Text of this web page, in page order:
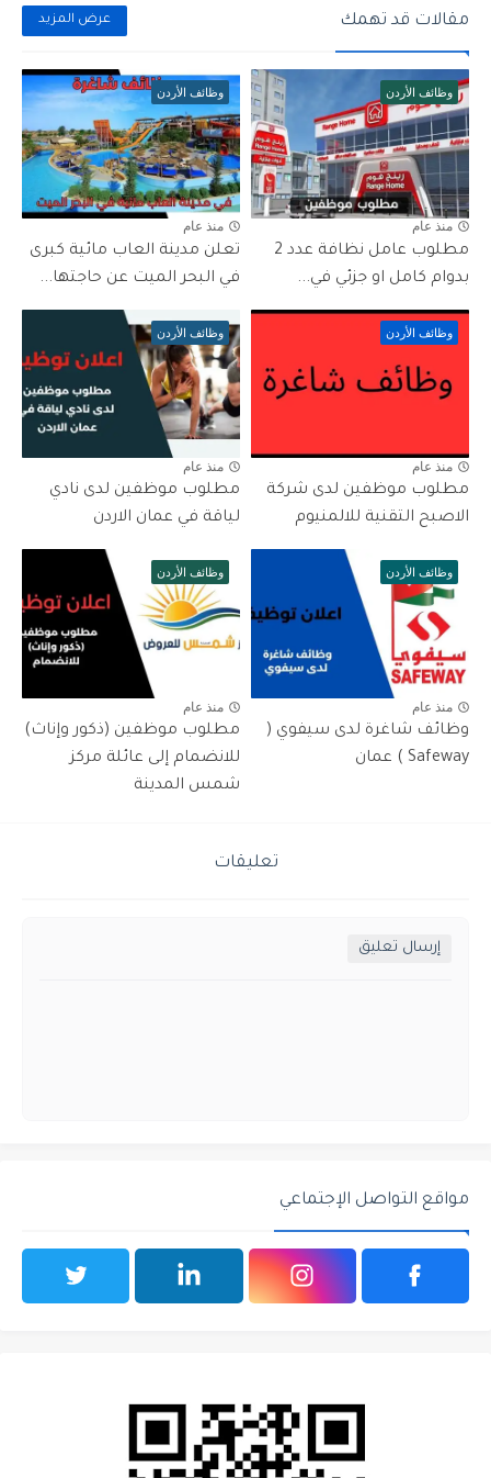
مقالات قد تهمك عرض المزيد
وظائف الأردن
منذ عام
مطلوب عامل نظافة عدد 2
بدوام كامل او جزئي في...
وظائف الأردن
منذ عام
تعلن مدينة العاب مائية كبرى
في البحر الميت عن حاجتها...
وظائف الأردن
منذ عام
مطلوب موظفين لدى شركة
الاصبح التقنية للالمنيوم
وظائف الأردن
منذ عام
مطلوب موظفين لدى نادي
لياقة في عمان الاردن
وظائف الأردن
منذ عام
وظائف شاغرة لدى سيفوي (
Safeway ) عمان
وظائف الأردن
منذ عام
مطلوب موظفين (ذكور وإناث)
للانضمام إلى عائلة مركز
شمس المدينة
تعليقات
إرسال تعليق
مواقع التواصل الإجتماعي